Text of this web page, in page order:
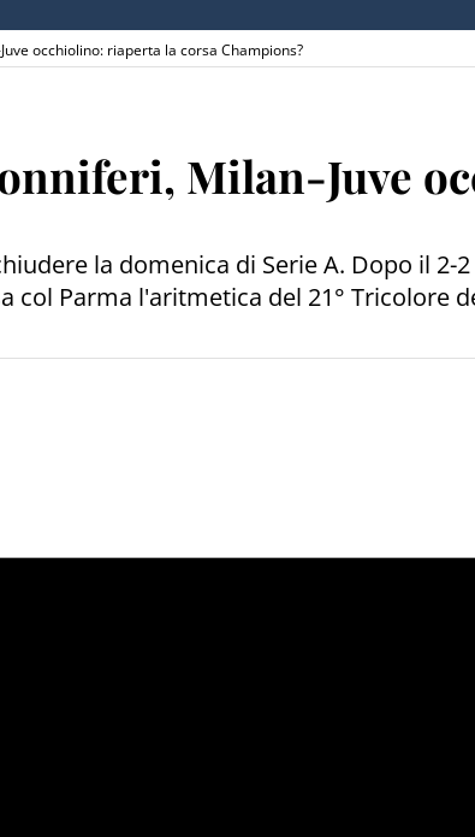
occhiolino: riaperta la corsa Champions?
Milan-Juve
la domenica di Serie A. Dopo il
col Parma l'aritmetica del 21° Tricolore